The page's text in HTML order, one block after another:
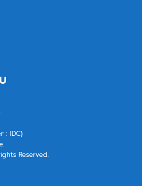
: IDC)
Reserved.